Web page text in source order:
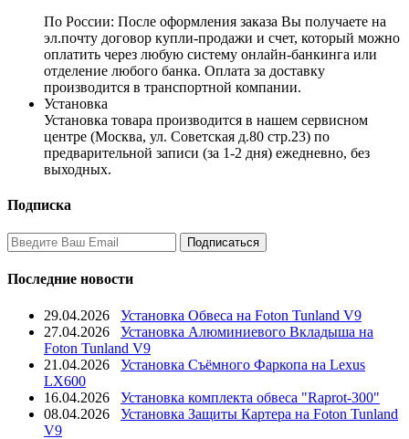
По России: После оформления заказа Вы получаете на
эл.почту договор купли-продажи и счет, который можно
оплатить через любую систему онлайн-банкинга или
отделение любого банка. Оплата за доставку
производится в транспортной компании.
Установка
Установка товара производится в нашем сервисном
центре (Москва, ул. Советская д.80 стр.23) по
предварительной записи (за 1-2 дня) ежедневно, без
выходных.
Подписка
Последние новости
29.04.2026
Установка Обвеса на Foton Tunland V9
27.04.2026
Установка Алюминиевого Вкладыша на
Foton Tunland V9
21.04.2026
Установка Съёмного Фаркопа на Lexus
LX600
16.04.2026
Установка комплекта обвеса "Raprot-300"
08.04.2026
Установка Защиты Картера на Foton Tunland
V9